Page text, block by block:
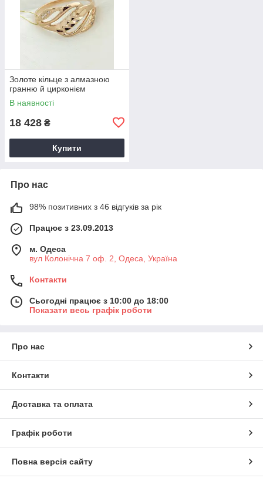
Золоте кільце з алмазною
гранню й цирконієм
В наявності
18 428 ₴
Купити
Про нас
98% позитивних з 46 відгуків за рік
Працює з 23.09.2013
м. Одеса
вул Колонічна 7 оф. 2, Одеса, Україна
Контакти
Сьогодні працює з 10:00 до 18:00
Показати весь графік роботи
Про нас
Контакти
Доставка та оплата
Графік роботи
Повна версія сайту